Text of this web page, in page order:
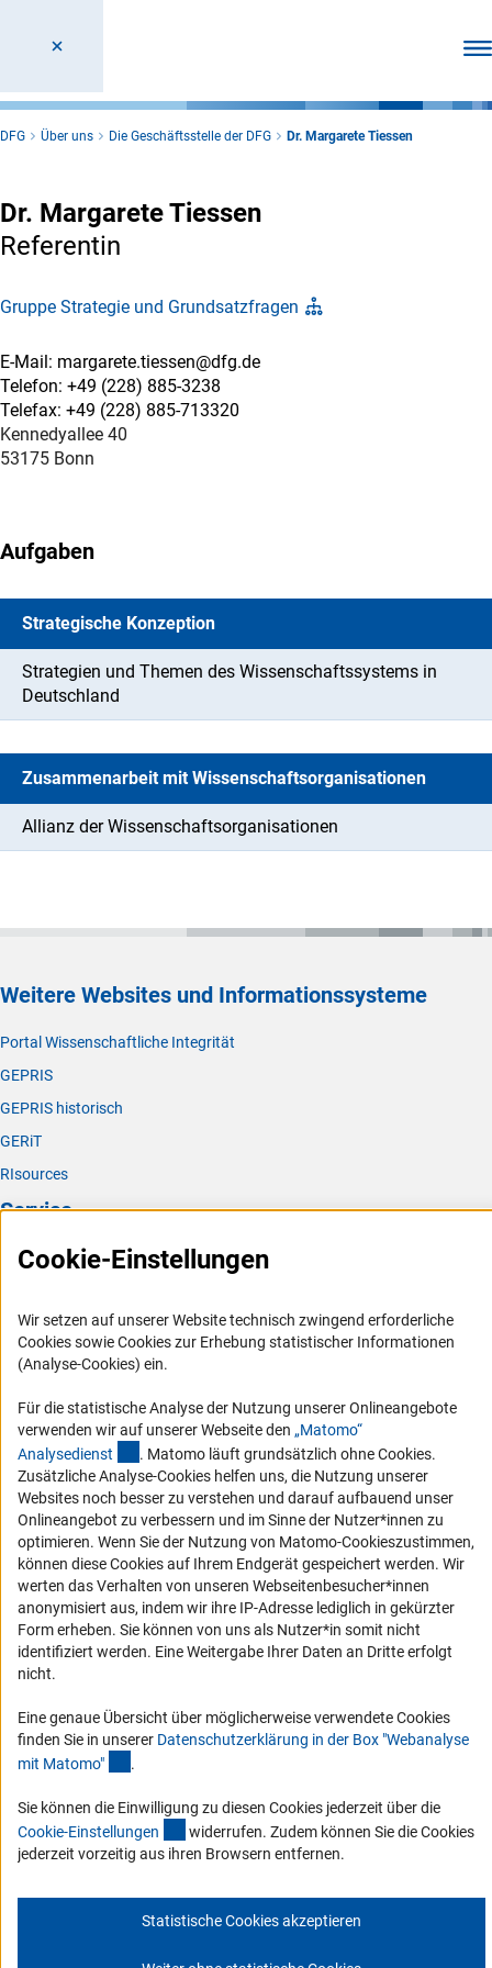
DFG Über uns Die Geschäftsstelle der DFG Dr. Margarete Tiessen
Dr. Margarete Tiessen
Referentin
Gruppe Strategie und Grundsatzfragen
E-Mail: margarete.tiessen@dfg.de
Telefon: +49 (228) 885-3238
Telefax: +49 (228) 885-713320
Kennedyallee 40
53175 Bonn
Aufgaben
Strategische Konzeption
Strategien und Themen des Wissenschaftssystems in
Deutschland
Zusammenarbeit mit Wissenschaftsorganisationen
Allianz der Wissenschaftsorganisationen
Weitere Websites und Informationssysteme
Portal Wissenschaftliche Integrität
GEPRIS
GEPRIS historisch
GERiT
RIsources
Service
Presse
Karriere
Logo und Corporate Design
Compliance
Vergabeverfahren
Barrierefreiheit
Service und Informationen für Menschen mit Behinderungen
Erklärung zur Barrierefreiheit
Barriere melden
DFG-aktuell
schauen Sie sich die Ausgaben online an.
Impressum Datenschutz Cookie-Einstellungen
Kontakt
Cookie-Einstellungen
Wir setzen auf unserer Website technisch zwingend erforderliche
Cookies sowie Cookies zur Erhebung statistischer Informationen
(Analyse-Cookies) ein.
Für die statistische Analyse der Nutzung unserer Onlineangebote
verwenden wir auf unserer Webseite den „Matomo“
Analysedienst (externer Link)
. Matomo läuft grundsätzlich ohne Cookies.
Zusätzliche Analyse-Cookies helfen uns, die Nutzung unserer
Websites noch besser zu verstehen und darauf aufbauend unser
Onlineangebot zu verbessern und im Sinne der Nutzer*innen zu
optimieren. Wenn Sie der Nutzung von Matomo-Cookieszustimmen,
können diese Cookies auf Ihrem Endgerät gespeichert werden. Wir
werten das Verhalten von unseren Webseitenbesucher*innen
anonymisiert aus, indem wir ihre IP-Adresse lediglich in gekürzter
Form erheben. Sie können von uns als Nutzer*in somit nicht
identifiziert werden. Eine Weitergabe Ihrer Daten an Dritte erfolgt
nicht.
Eine genaue Übersicht über möglicherweise verwendete Cookies
finden Sie in unserer Datenschutzerklärung in der Box "Webanalyse
mit Matomo" .
Sie können die Einwilligung zu diesen Cookies jederzeit über die
Cookie-Einstellungen (interner Link)
widerrufen. Zudem können Sie die Cookies
jederzeit vorzeitig aus ihren Browsern entfernen.
Statistische Cookies akzeptieren